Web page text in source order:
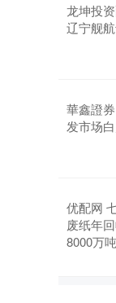
龙坤投
辽宁舰
華鑫證
发市场
优配网
废纸年
8000万吨